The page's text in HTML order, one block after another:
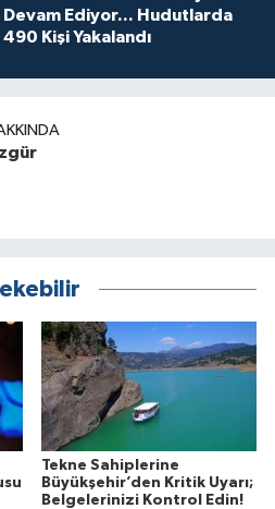
Devam Ediyor... Hudutlarda
490 Kişi Yakalandı
Tekne Sahiplerine
Büyükşehir’den Kritik Uyarı;
Belgelerinizi Kontrol Edin!